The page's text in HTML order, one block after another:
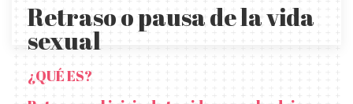
Retraso o pausa de la vida
sexual
¿QUÉ ES?